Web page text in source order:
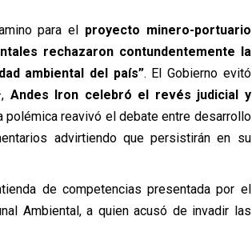
para el proyecto minero-portuario
rechazaron contundentemente la
ambiental del país”. El Gobierno evitó
Andes Iron celebró el revés judicial y
polémica reavivó el debate entre desarrollo
advirtiendo que persistirán en su
de competencias presentada por el
Ambiental, a quien acusó de invadir las